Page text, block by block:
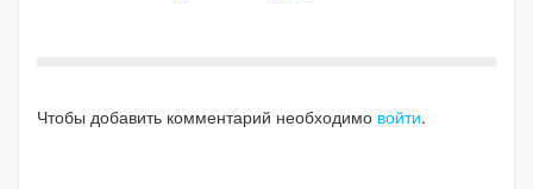
Чтобы добавить комментарий необходимо войти.